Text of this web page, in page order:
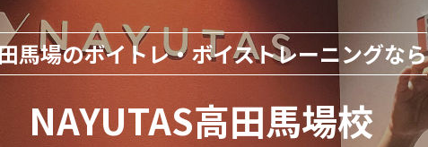
馬場のボイトレ・ボイストレーニングなら
NAYUTAS高田馬場校